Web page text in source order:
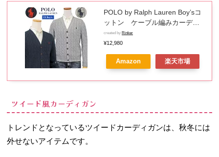
POLO by Ralph Lauren Boy’sコ
ットン ケーブル編みカーディ
ガンラルフローレン セーターギ
フト プレゼント
created by Rinker
¥12,980
Amazon 楽天市場
ツイード風カーディガン
トレンドとなっているツイードカーディガンは、秋冬には
外せないアイテムです。